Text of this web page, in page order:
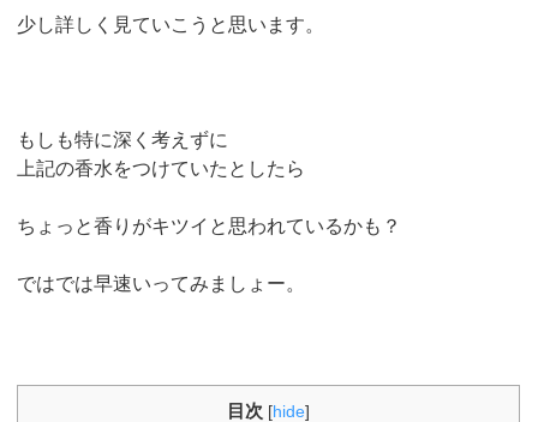
少し詳しく見ていこうと思います。
もしも特に深く考えずに
上記の香水をつけていたとしたら
ちょっと香りがキツイと思われているかも？
ではでは早速いってみましょー。
目次 [hide]